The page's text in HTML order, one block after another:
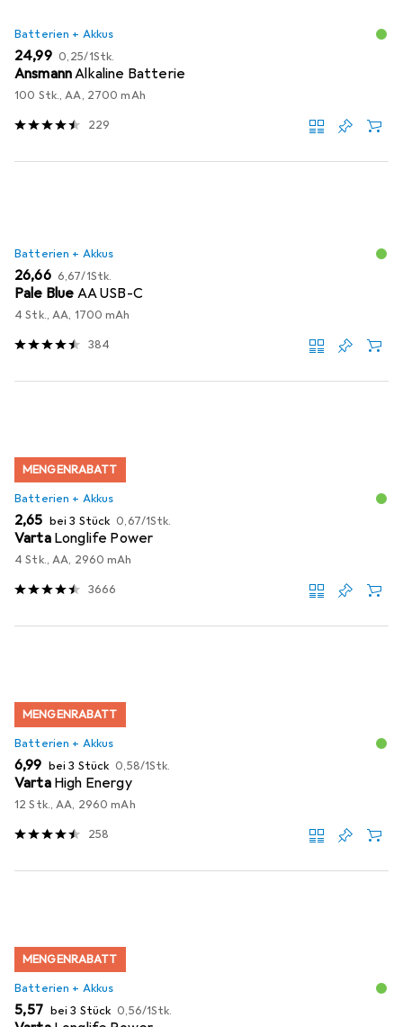
Batterien + Akkus
EUR
24,99 EUR
0,25/1Stk.
AnsmannAlkaline Batterie
100 Stk., AA, 2700 mAh
229
Batterien + Akkus
EUR
26,66 EUR
6,67/1Stk.
Pale Blue AA USB-C
4 Stk., AA, 1700 mAh
384
MENGENRABATT
Batterien + Akkus
EUR
2,65 bei 3 Stück EUR
0,67/1Stk.
Varta Longlife Power
4 Stk., AA, 2960 mAh
3666
MENGENRABATT
Batterien + Akkus
EUR
6,99 bei 3 Stück EUR
0,58/1Stk.
Varta High Energy
12 Stk., AA, 2960 mAh
258
MENGENRABATT
Batterien + Akkus
EUR
5,57 bei 3 Stück EUR
0,56/1Stk.